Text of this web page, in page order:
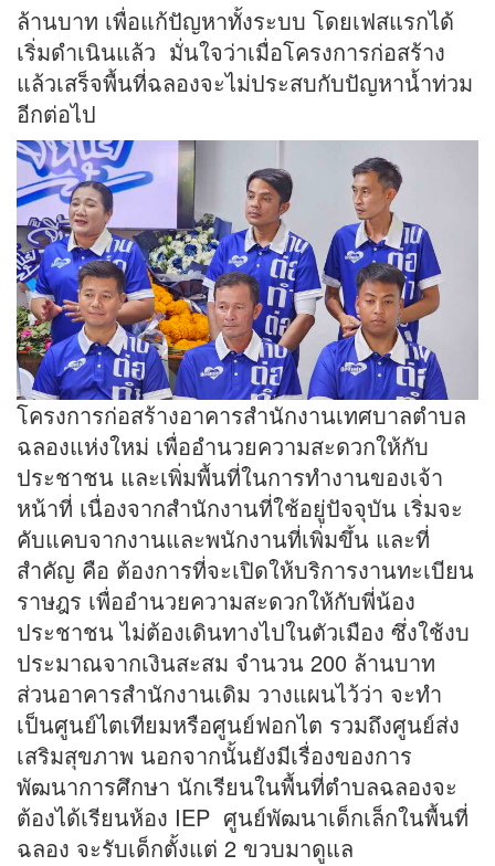
ล้านบาท เพื่อแก้ปัญหาทั้งระบบ โดยเฟสแรกได้
เริ่มดำเนินแล้ว มั่นใจว่าเมื่อโครงการก่อสร้าง
แล้วเสร็จพื้นที่ฉลองจะไม่ประสบกับปัญหาน้ำท่วม
อีกต่อไป
โครงการก่อสร้างอาคารสำนักงานเทศบาลตำบล
ฉลองแห่งใหม่ เพื่ออำนวยความสะดวกให้กับ
ประชาชน และเพิ่มพื้นที่ในการทำงานของเจ้า
หน้าที่ เนื่องจากสำนักงานที่ใช้อยู่ปัจจุบัน เริ่มจะ
คับแคบจากงานและพนักงานที่เพิ่มขึ้น และที่
สำคัญ คือ ต้องการที่จะเปิดให้บริการงานทะเบียน
ราษฎร เพื่ออำนวยความสะดวกให้กับพี่น้อง
ประชาชน ไม่ต้องเดินทางไปในตัวเมือง ซึ่งใช้งบ
ประมาณจากเงินสะสม จำนวน 200 ล้านบาท
ส่วนอาคารสำนักงานเดิม วางแผนไว้ว่า จะทำ
เป็นศูนย์ไตเทียมหรือศูนย์ฟอกไต รวมถึงศูนย์ส่ง
เสริมสุขภาพ นอกจากนั้นยังมีเรื่องของการ
พัฒนาการศึกษา นักเรียนในพื้นที่ตำบลฉลองจะ
ต้องได้เรียนห้อง IEP ศูนย์พัฒนาเด็กเล็กในพื้นที่
ฉลอง จะรับเด็กตั้งแต่ 2 ขวบมาดูแล